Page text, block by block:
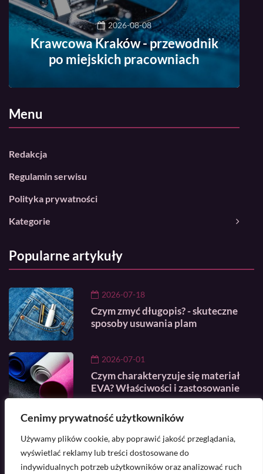
Cenimy prywatność użytkowników
Używamy plików cookie, aby poprawić jakość przeglądania,
wyświetlać reklamy lub treści dostosowane do
indywidualnych potrzeb użytkowników oraz analizować ruch
2026-08-08
Krawcowa Kraków - przewodnik
po miejskich pracowniach
Menu
Redakcja
Regulamin serwisu
Polityka prywatności
Kategorie
Popularne artykuły
2026-07-18
Czym zmyć długopis? - skuteczne
sposoby usuwania plam
2026-07-01
Czym charakteryzuje się materiał
EVA? Właściwości i zastosowanie
2026-07-18
Opinie i ceny najlepszych
pasmanterii w Katowicach